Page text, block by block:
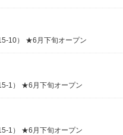
10） ★6月下旬オープン
1） ★6月下旬オープン
1） ★6月下旬オープン